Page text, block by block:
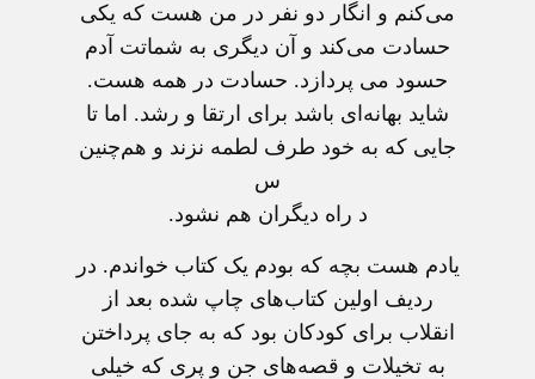
می‌کنم و انگار دو نفر در من هست که یکی
حسادت می‌کند و آن دیگری به شماتت آدم
حسود می پردازد. حسادت در همه هست.
شاید بهانه‌ای باشد برای ارتقا و رشد. اما تا
جایی که به خود طرف لطمه نزند و هم‌چنین
س
د راه دیگران هم نشود.
یادم هست بچه که بودم یک کتاب خواندم. در
ردیف اولین کتاب‌های چاپ شده بعد از
انقلاب برای کودکان بود که به جای پرداختن
به تخیلات و قصه‌های جن و پری که خیلی